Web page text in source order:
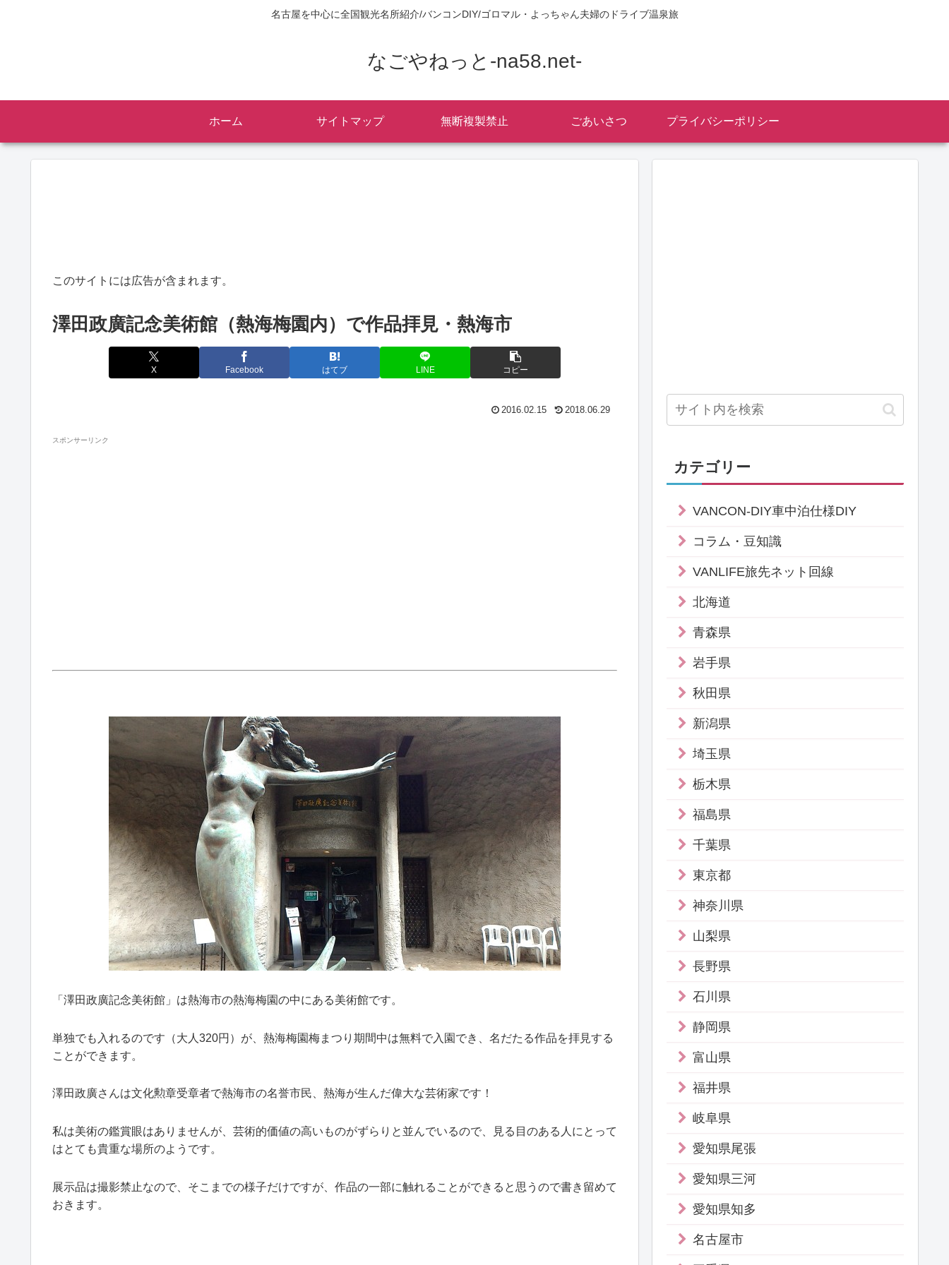
名古屋を中心に全国観光名所紹介/バンコンDIY/ゴロマル・よっちゃん夫婦のドライブ温泉旅
なごやねっと-na58.net-
ホーム サイトマップ 無断複製禁止 ごあいさつ プライバシーポリシー
このサイトには広告が含まれます。
澤田政廣記念美術館（熱海梅園内）で作品拝見・熱海市
X Facebook はてブ LINE コピー
2016.02.15 2018.06.29
スポンサーリンク
「澤田政廣記念美術館」は熱海市の熱海梅園の中にある美術館です。
単独でも入れるのです（大人320円）が、熱海梅園梅まつり期間中は無料で入園でき、名だたる作品を拝見する
ことができます。
澤田政廣さんは文化勲章受章者で熱海市の名誉市民、熱海が生んだ偉大な芸術家です！
私は美術の鑑賞眼はありませんが、芸術的価値の高いものがずらりと並んでいるので、見る目のある人にとって
はとても貴重な場所のようです。
展示品は撮影禁止なので、そこまでの様子だけですが、作品の一部に触れることができると思うので書き留めて
おきます。
カテゴリー
VANCON-DIY車中泊仕様DIY
コラム・豆知識
VANLIFE旅先ネット回線
北海道
青森県
岩手県
秋田県
新潟県
埼玉県
栃木県
福島県
千葉県
東京都
神奈川県
山梨県
長野県
石川県
静岡県
富山県
福井県
岐阜県
愛知県尾張
愛知県三河
愛知県知多
名古屋市